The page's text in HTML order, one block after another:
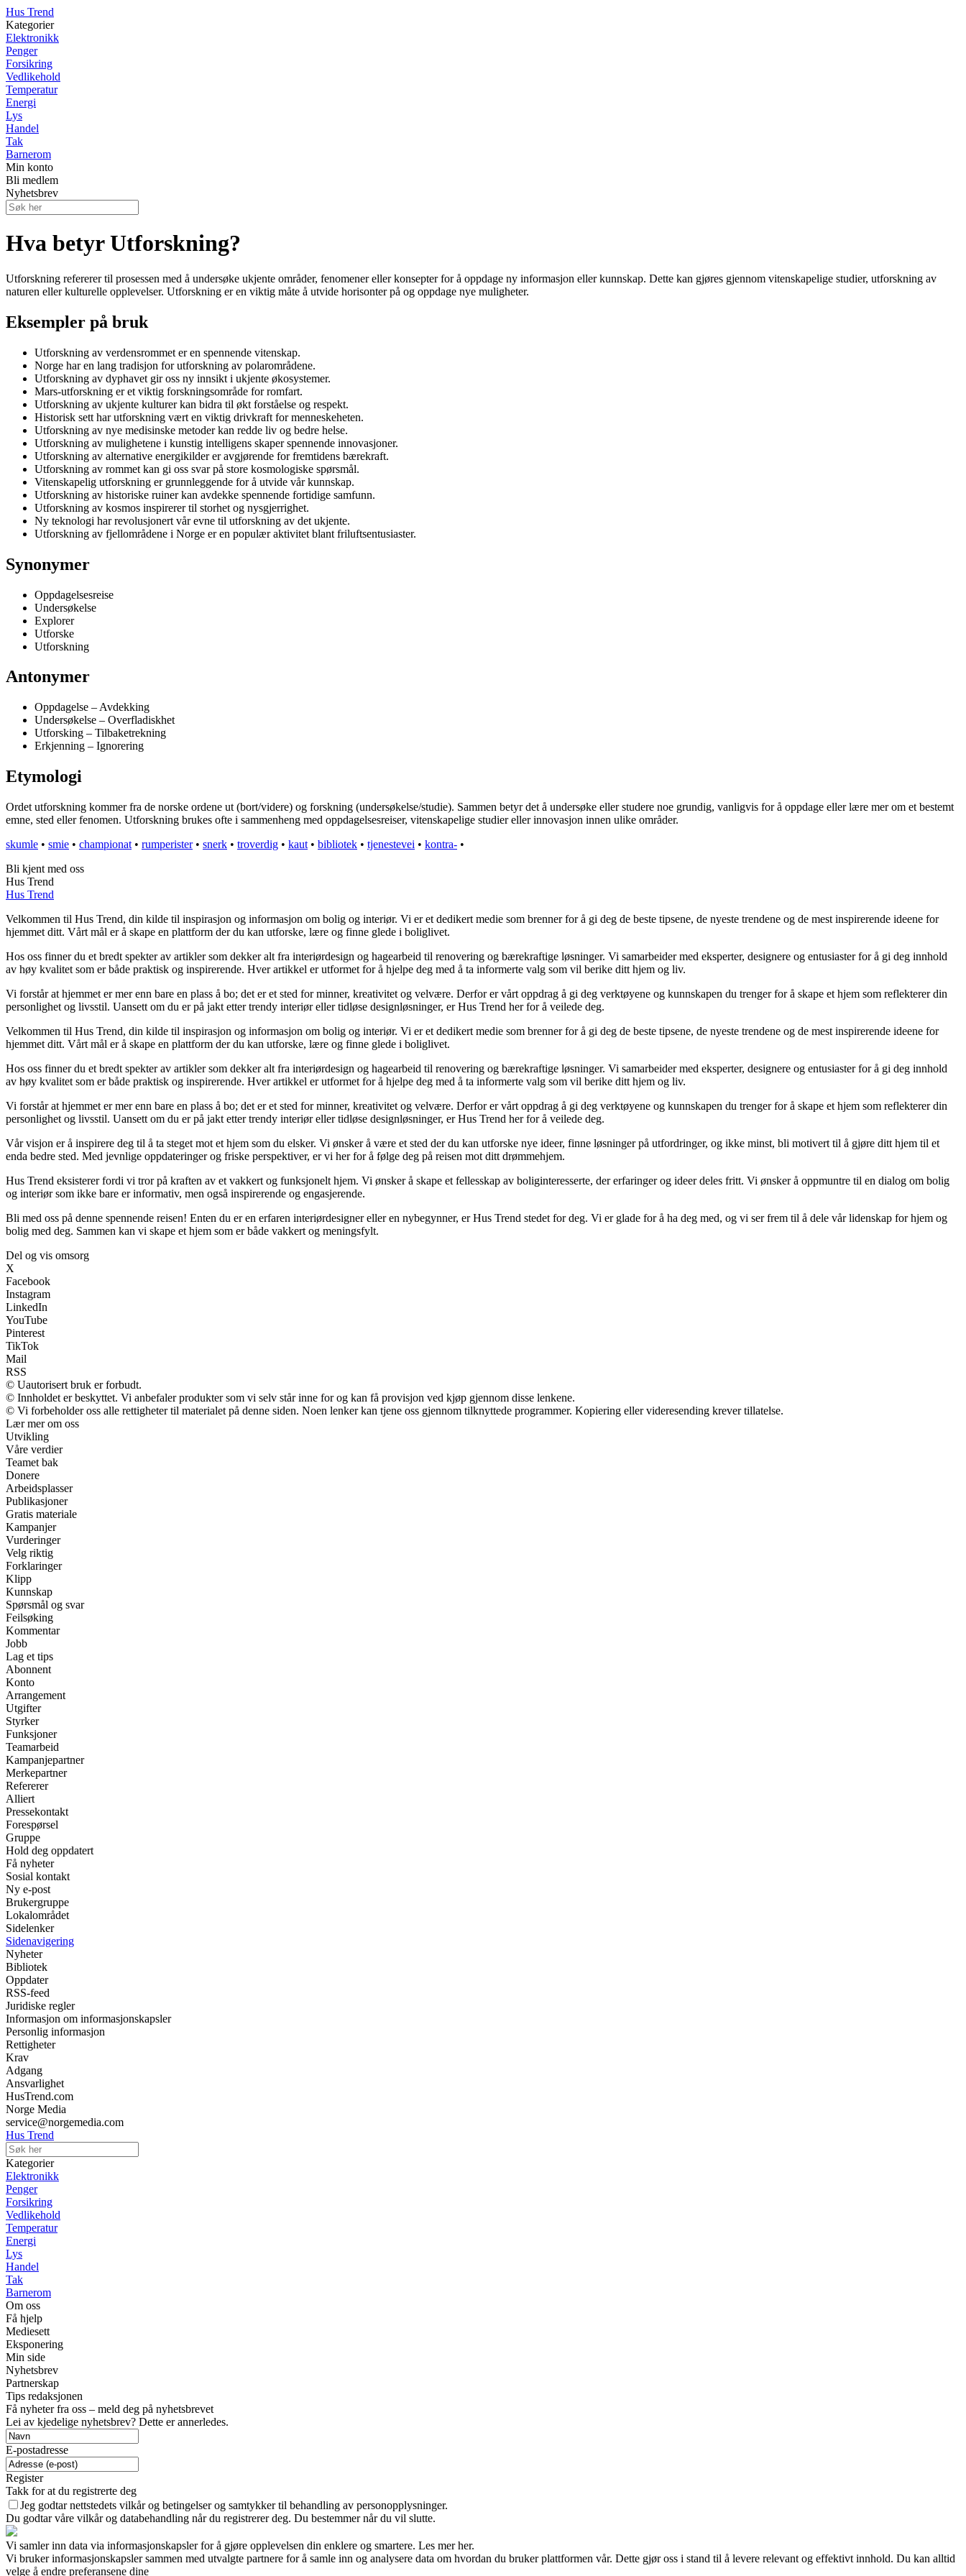
Hus Trend
Kategorier
Elektronikk
Penger
Forsikring
Vedlikehold
Temperatur
Energi
Lys
Handel
Tak
Barnerom
Min konto
Bli medlem
Nyhetsbrev
Hva betyr Utforskning?
Utforskning refererer til prosessen med å undersøke ukjente områder, fenomener eller konsepter for å oppdage ny informasjon eller kunnskap. Dette kan gjøres gjennom vitenskapelige studier, utforskning av
naturen eller kulturelle opplevelser. Utforskning er en viktig måte å utvide horisonter på og oppdage nye muligheter.
Eksempler på bruk
Utforskning av verdensrommet er en spennende vitenskap.
Norge har en lang tradisjon for utforskning av polarområdene.
Utforskning av dyphavet gir oss ny innsikt i ukjente økosystemer.
Mars-utforskning er et viktig forskningsområde for romfart.
Utforskning av ukjente kulturer kan bidra til økt forståelse og respekt.
Historisk sett har utforskning vært en viktig drivkraft for menneskeheten.
Utforskning av nye medisinske metoder kan redde liv og bedre helse.
Utforskning av mulighetene i kunstig intelligens skaper spennende innovasjoner.
Utforskning av alternative energikilder er avgjørende for fremtidens bærekraft.
Utforskning av rommet kan gi oss svar på store kosmologiske spørsmål.
Vitenskapelig utforskning er grunnleggende for å utvide vår kunnskap.
Utforskning av historiske ruiner kan avdekke spennende fortidige samfunn.
Utforskning av kosmos inspirerer til storhet og nysgjerrighet.
Ny teknologi har revolusjonert vår evne til utforskning av det ukjente.
Utforskning av fjellområdene i Norge er en populær aktivitet blant friluftsentusiaster.
Synonymer
Oppdagelsesreise
Undersøkelse
Explorer
Utforske
Utforskning
Antonymer
Oppdagelse – Avdekking
Undersøkelse – Overfladiskhet
Utforsking – Tilbaketrekning
Erkjenning – Ignorering
Etymologi
Ordet utforskning kommer fra de norske ordene ut (bort/videre) og forskning (undersøkelse/studie). Sammen betyr det å undersøke eller studere noe grundig, vanligvis for å oppdage eller lære mer om et bestemt
emne, sted eller fenomen. Utforskning brukes ofte i sammenheng med oppdagelsesreiser, vitenskapelige studier eller innovasjon innen ulike områder.
skumle • smie • championat • rumperister• snerk • troverdig • kaut • bibliotek • tjenestevei • kontra- •
Bli kjent med oss
Hus Trend
Hus Trend
Velkommen til Hus Trend, din kilde til inspirasjon og informasjon om bolig og interiør. Vi er et dedikert medie som brenner for å gi deg de beste tipsene, de nyeste trendene og de mest inspirerende ideene for
hjemmet ditt. Vårt mål er å skape en plattform der du kan utforske, lære og finne glede i boliglivet.
Hos oss finner du et bredt spekter av artikler som dekker alt fra interiørdesign og hagearbeid til renovering og bærekraftige løsninger. Vi samarbeider med eksperter, designere og entusiaster for å gi deg innhold
av høy kvalitet som er både praktisk og inspirerende. Hver artikkel er utformet for å hjelpe deg med å ta informerte valg som vil berike ditt hjem og liv.
Vi forstår at hjemmet er mer enn bare en plass å bo; det er et sted for minner, kreativitet og velvære. Derfor er vårt oppdrag å gi deg verktøyene og kunnskapen du trenger for å skape et hjem som reflekterer din
personlighet og livsstil. Uansett om du er på jakt etter trendy interiør eller tidløse designløsninger, er Hus Trend her for å veilede deg.
Velkommen til Hus Trend, din kilde til inspirasjon og informasjon om bolig og interiør. Vi er et dedikert medie som brenner for å gi deg de beste tipsene, de nyeste trendene og de mest inspirerende ideene for
hjemmet ditt. Vårt mål er å skape en plattform der du kan utforske, lære og finne glede i boliglivet.
Hos oss finner du et bredt spekter av artikler som dekker alt fra interiørdesign og hagearbeid til renovering og bærekraftige løsninger. Vi samarbeider med eksperter, designere og entusiaster for å gi deg innhold
av høy kvalitet som er både praktisk og inspirerende. Hver artikkel er utformet for å hjelpe deg med å ta informerte valg som vil berike ditt hjem og liv.
Vi forstår at hjemmet er mer enn bare en plass å bo; det er et sted for minner, kreativitet og velvære. Derfor er vårt oppdrag å gi deg verktøyene og kunnskapen du trenger for å skape et hjem som reflekterer din
personlighet og livsstil. Uansett om du er på jakt etter trendy interiør eller tidløse designløsninger, er Hus Trend her for å veilede deg.
Vår visjon er å inspirere deg til å ta steget mot et hjem som du elsker. Vi ønsker å være et sted der du kan utforske nye ideer, finne løsninger på utfordringer, og ikke minst, bli motivert til å gjøre ditt hjem til et
enda bedre sted. Med jevnlige oppdateringer og friske perspektiver, er vi her for å følge deg på reisen mot ditt drømmehjem.
Hus Trend eksisterer fordi vi tror på kraften av et vakkert og funksjonelt hjem. Vi ønsker å skape et fellesskap av boliginteresserte, der erfaringer og ideer deles fritt. Vi ønsker å oppmuntre til en dialog om bolig
og interiør som ikke bare er informativ, men også inspirerende og engasjerende.
Bli med oss på denne spennende reisen! Enten du er en erfaren interiørdesigner eller en nybegynner, er Hus Trend stedet for deg. Vi er glade for å ha deg med, og vi ser frem til å dele vår lidenskap for hjem og
bolig med deg. Sammen kan vi skape et hjem som er både vakkert og meningsfylt.
Del og vis omsorg
X
Facebook
Instagram
LinkedIn
YouTube
Pinterest
TikTok
Mail
RSS
© Uautorisert bruk er forbudt.
© Innholdet er beskyttet. Vi anbefaler produkter som vi selv står inne for og kan få provisjon ved kjøp gjennom disse lenkene.
© Vi forbeholder oss alle rettigheter til materialet på denne siden. Noen lenker kan tjene oss gjennom tilknyttede programmer. Kopiering eller videresending krever tillatelse.
Lær mer om oss
Utvikling
Våre verdier
Teamet bak
Donere
Arbeidsplasser
Publikasjoner
Gratis materiale
Kampanjer
Vurderinger
Velg riktig
Forklaringer
Klipp
Kunnskap
Spørsmål og svar
Feilsøking
Kommentar
Jobb
Lag et tips
Abonnent
Konto
Arrangement
Utgifter
Styrker
Funksjoner
Teamarbeid
Kampanjepartner
Merkepartner
Refererer
Alliert
Pressekontakt
Forespørsel
Gruppe
Hold deg oppdatert
Få nyheter
Sosial kontakt
Ny e-post
Brukergruppe
Lokalområdet
Sidelenker
Sidenavigering
Nyheter
Bibliotek
Oppdater
RSS-feed
Juridiske regler
Informasjon om informasjonskapsler
Personlig informasjon
Rettigheter
Krav
Adgang
Ansvarlighet
HusTrend.com
Norge Media
service@norgemedia.com
Hus Trend
Kategorier
Elektronikk
Penger
Forsikring
Vedlikehold
Temperatur
Energi
Lys
Handel
Tak
Barnerom
Om oss
Få hjelp
Mediesett
Eksponering
Min side
Nyhetsbrev
Partnerskap
Tips redaksjonen
Få nyheter fra oss – meld deg på nyhetsbrevet
Lei av kjedelige nyhetsbrev? Dette er annerledes.
E-postadresse
Register
Takk for at du registrerte deg
Jeg godtar nettstedets vilkår og betingelser og samtykker til behandling av personopplysninger.
Du godtar våre vilkår og databehandling når du registrerer deg. Du bestemmer når du vil slutte.
Vi samler inn data via informasjonskapsler for å gjøre opplevelsen din enklere og smartere. Les mer her.
Vi bruker informasjonskapsler sammen med utvalgte partnere for å samle inn og analysere data om hvordan du bruker plattformen vår. Dette gjør oss i stand til å levere relevant og effektivt innhold. Du kan alltid
velge å endre preferansene dine